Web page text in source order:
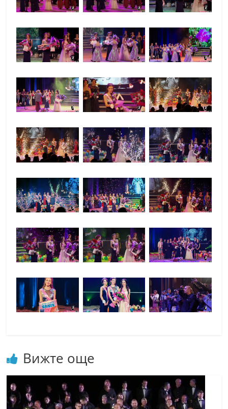
Вижте още